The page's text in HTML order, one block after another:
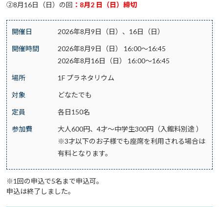
②8月16日（日）の回 ：8月2 日（日）締切
開催日 2026年8月9日（日）、16日（日）
開催時間
2026年8月9日（日） 16:00～16:45
2026年8月16日（日） 16:00～16:45
場所 1F プラネタリウム
対象 どなたでも
定員 各日150名
参加費
大人600円、4才～中学生300円（入館料別途 ）
※3才以下のお子様でも座席を利用される場合は
有料となります。
※1回の申込で5名まで申込可。
申込は終了しました。